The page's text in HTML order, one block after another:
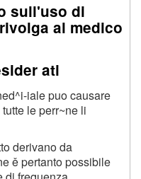
sull'uso di
al medico
ati
iale puo causare
le perr~ne li
derivano da
ě pertanto possibile